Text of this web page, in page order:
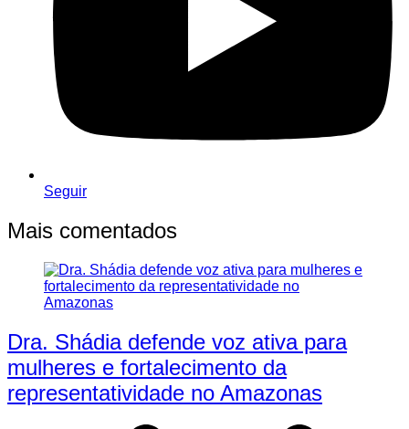
Seguir
Mais comentados
Dra. Shádia defende voz ativa para
mulheres e fortalecimento da
representatividade no Amazonas